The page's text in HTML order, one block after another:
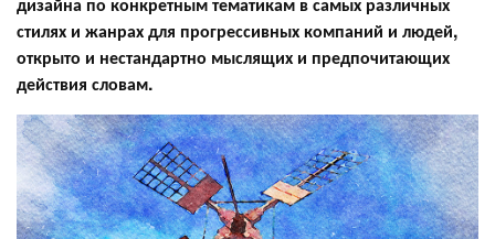
стилях и жанрах для прогрессивных компаний и людей,
открыто и нестандартно мыслящих и предпочитающих
действия словам.